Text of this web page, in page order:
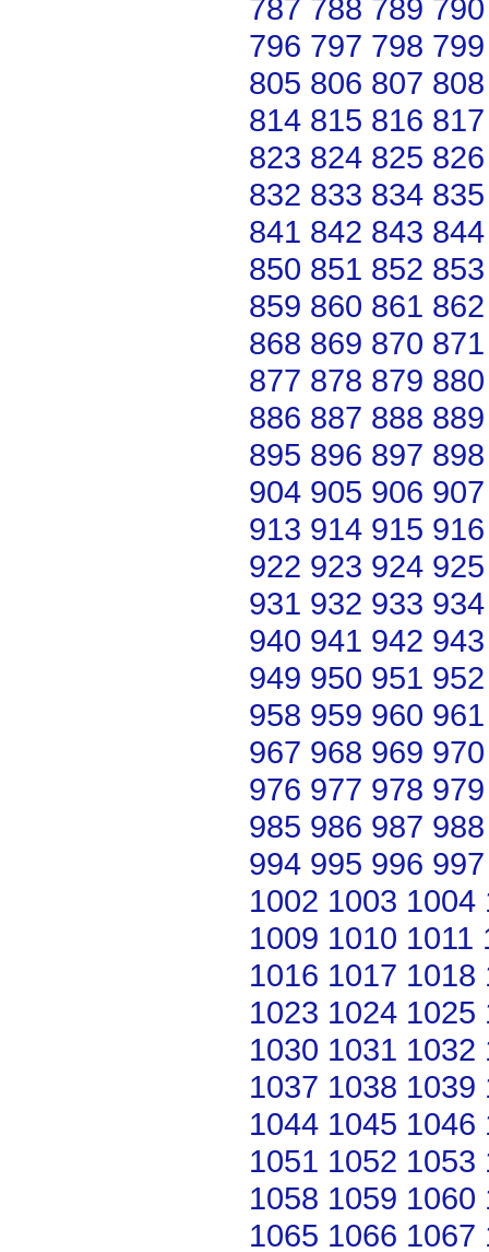
787 788 789 790
796 797 798 799
805 806 807 808
814 815 816 817
823 824 825 826
832 833 834 835
841 842 843 844
850 851 852 853
859 860 861 862
868 869 870 871
877 878 879 880
886 887 888 889
895 896 897 898
904 905 906 907
913 914 915 916
922 923 924 925
931 932 933 934
940 941 942 943
949 950 951 952
958 959 960 961
967 968 969 970
976 977 978 979
985 986 987 988
994 995 996 997
1002 1003 1004
1009 1010 1011
1016 1017 1018
1023 1024 1025
1030 1031 1032
1037 1038 1039
1044 1045 1046
1051 1052 1053
1058 1059 1060
1065 1066 1067